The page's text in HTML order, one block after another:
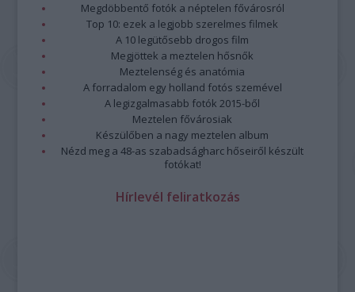
Megdöbbentő fotók a néptelen fővárosról
Top 10: ezek a legjobb szerelmes filmek
A 10 legütősebb drogos film
Megjöttek a meztelen hősnők
Meztelenség és anatómia
A forradalom egy holland fotós szemével
A legizgalmasabb fotók 2015-ből
Meztelen fővárosiak
Készülőben a nagy meztelen album
Nézd meg a 48-as szabadságharc hőseiről készült
fotókat!
Hírlevél feliratkozás